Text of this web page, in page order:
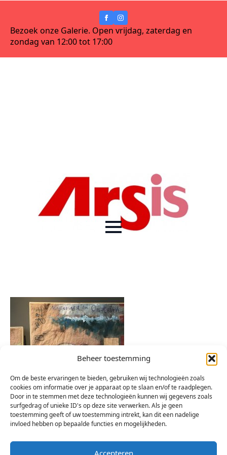
Beheer toestemming
Om de beste ervaringen te bieden, gebruiken wij technologieën zoals
cookies om informatie over je apparaat op te slaan en/of te raadplegen.
Door in te stemmen met deze technologieën kunnen wij gegevens zoals
surfgedrag of unieke ID's op deze site verwerken. Als je geen
toestemming geeft of uw toestemming intrekt, kan dit een nadelige
invloed hebben op bepaalde functies en mogelijkheden.
Accepteren
Bezoek onze Galerie. Open vrijdag, zaterdag en
zondag van 12:00 tot 17:00